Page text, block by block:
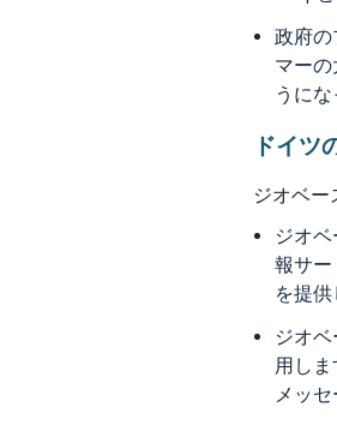
政府
マー
うに
ドイツ
ジオベー
ジオ
報サ
を提
ジオ
用し
メッ